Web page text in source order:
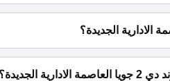
الجديدة؟